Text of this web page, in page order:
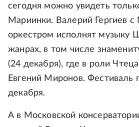
сегодня можно увидеть
Мариинки. Валерий Гергиев
оркестром исполнят музыку
жанрах, в том числе
(24 декабря), где в роли
Евгений Миронов. Фестиваль
декабря.
А в Московской